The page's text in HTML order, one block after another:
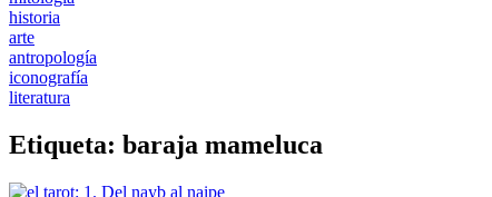
historia
arte
antropología
iconografía
literatura
Etiqueta: baraja mameluca